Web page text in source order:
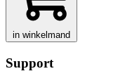
in winkelmand
Support